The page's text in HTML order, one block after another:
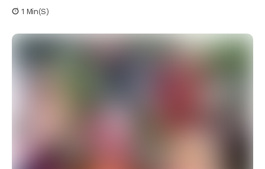
1 Min(s)